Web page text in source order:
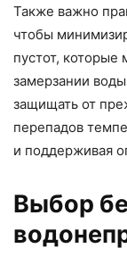
Также важно
чтобы
пустот, которые
замерзании
защищать от
перепадов
и поддерживая
Выбор